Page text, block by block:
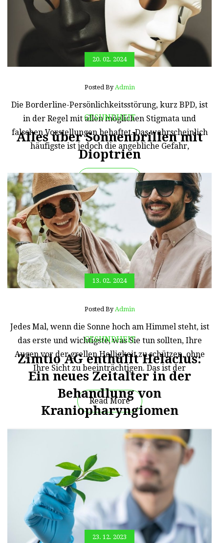
20. 02. 2024
Posted ByAdmin
Die Borderline-Persönlichkeitsstörung, kurz BPD, ist
in der Regel mit allen möglichen Stigmata und
falschen Vorstellungen behaftet. Das wahrscheinlich
häufigste ist jedoch die angebliche Gefahr,
Read More
GESUNDHEIT
Alles über Sonnenbrillen mit
Dioptrien
13. 02. 2024
Posted ByAdmin
Jedes Mal, wenn die Sonne hoch am Himmel steht, ist
das erste und wichtigste, was Sie tun sollten, Ihre
Augen vor der grellen Helligkeit zu schützen, ohne
Ihre Sicht zu beeinträchtigen. Das ist der
Read More
GESUNDHEIT
Zimtio AG enthüllt Helaclus:
Ein neues Zeitalter in der
Behandlung von
Kraniopharyngiomen
23. 12. 2023